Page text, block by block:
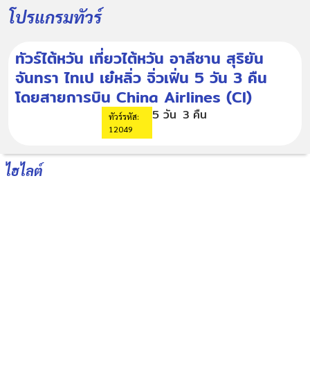
โปรแกรมทัวร์
ทัวร์ไต้หวัน เที่ยวไต้หวัน อาลีซาน สุริยัน
จันทรา ไทเป เย๋หลิ่ว จิ่วเฟิ่น 5 วัน 3 คืน
โดยสายการบิน China Airlines (CI)
ทัวร์รหัส:
12049
5 วัน 3 คืน
ไฮไลต์